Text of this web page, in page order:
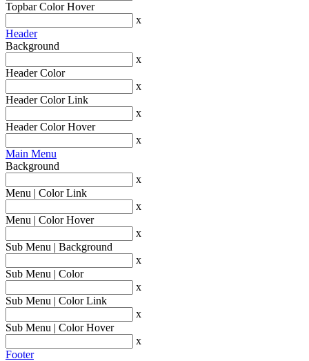
Topbar Color Hover
x
Header
Background
x
Header Color
x
Header Color Link
x
Header Color Hover
x
Main Menu
Background
x
Menu | Color Link
x
Menu | Color Hover
x
Sub Menu | Background
x
Sub Menu | Color
x
Sub Menu | Color Link
x
Sub Menu | Color Hover
x
Footer